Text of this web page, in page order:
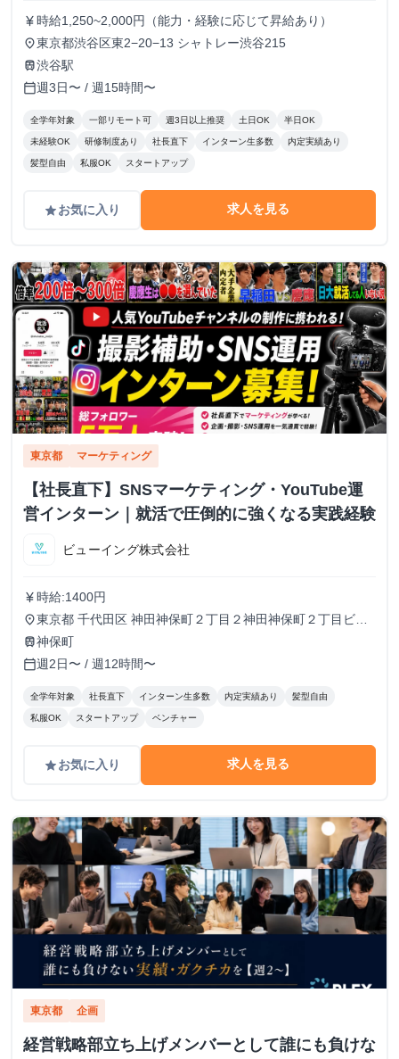
currency_yen 時給1,250~2,000円（能力・経験に応じて昇給あり）
place東京都渋谷区東2−20−13 シャトレー渋谷215
train渋谷駅
calendar_today週3日〜 / 週15時間〜
全学年対象 一部リモート可 週3日以上推奨 土日OK 半日OK
未経験OK 研修制度あり 社長直下 インターン生多数 内定実績あり
髪型自由 私服OK スタートアップ
gradeお気に入り 求人を見る
東京都 マーケティング
【社長直下】SNSマーケティング・YouTube運
営インターン｜就活で圧倒的に強くなる実践経験
ビューイング株式会社
currency_yen 時給:1400円
place東京都 千代田区 神田神保町２丁目２神田神保町２丁目ビル
５０２号室
train神保町
calendar_today週2日〜 / 週12時間〜
全学年対象 社長直下 インターン生多数 内定実績あり 髪型自由
私服OK スタートアップ ベンチャー
gradeお気に入り 求人を見る
東京都 企画
経営戦略部立ち上げメンバーとして誰にも負けな